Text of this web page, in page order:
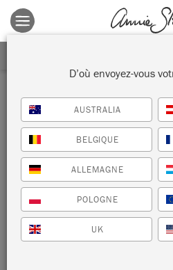
Les conditions générales
détails.
TRIER
D’où envoyez-vous
AUSTRALIA
BELGIQUE
ALLEMAGNE
POLOGNE
UK